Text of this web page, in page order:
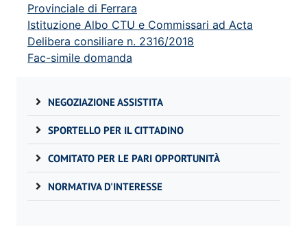
Provinciale di Ferrara
Istituzione Albo CTU e Commissari ad Acta
Delibera consiliare n. 2316/2018
Fac-simile domanda
NEGOZIAZIONE ASSISTITA
SPORTELLO PER IL CITTADINO
COMITATO PER LE PARI OPPORTUNITÀ
NORMATIVA D'INTERESSE